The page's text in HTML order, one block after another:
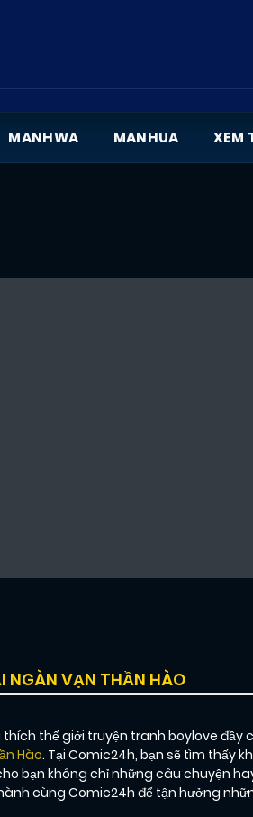
MANHWA MANHUA XEM
NGÀN VẠN THẦN HÀO
thế giới truyện tranh boylove đầy
Hào. Tại Comic24h, bạn sẽ tìm thấy
bạn không chỉ những câu chuyện
cùng Comic24h để tận hưởng